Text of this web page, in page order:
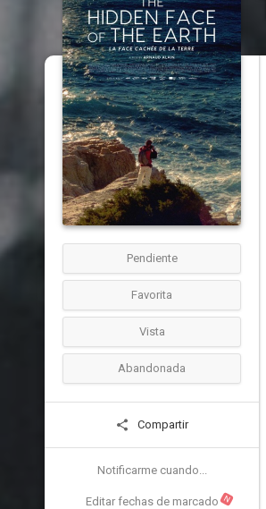
Pendiente
Favorita
Vista
Abandonada
Compartir
Notificarme cuando...
Editar fechas de marcado N